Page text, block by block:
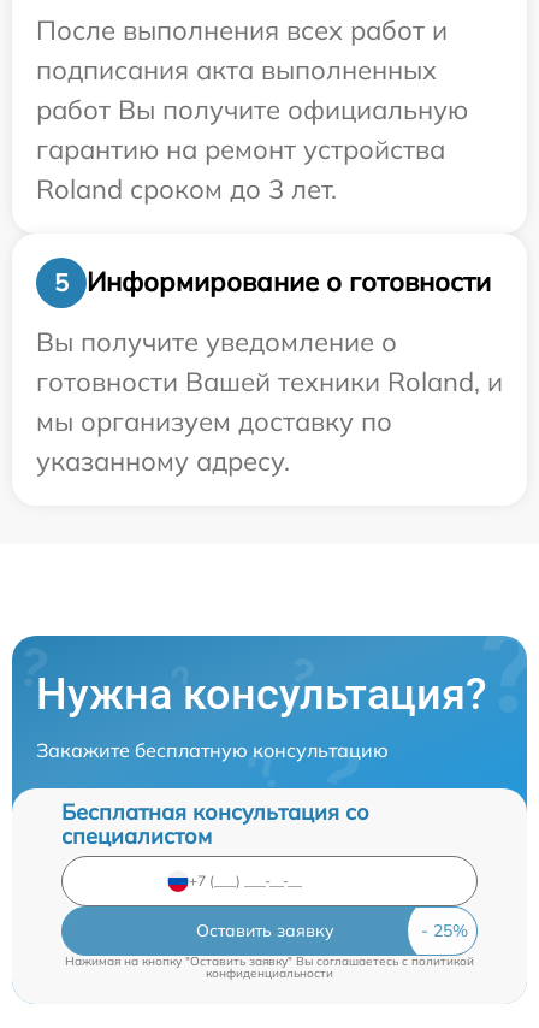
После выполнения всех работ и
подписания акта выполненных
работ Вы получите официальную
гарантию на ремонт устройства
Roland сроком до 3 лет.
5
Информирование о готовности
Вы получите уведомление о
готовности Вашей техники Roland, и
мы организуем доставку по
указанному адресу.
Нужна консультация?
Закажите бесплатную консультацию
Бесплатная консультация со
специалистом
Оставить заявку
Нажимая на кнопку "Оставить заявку" Вы соглашаетесь cполитикой
конфиденциальности